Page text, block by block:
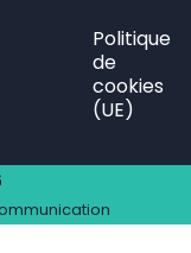
Politique
de
cookies
(UE)